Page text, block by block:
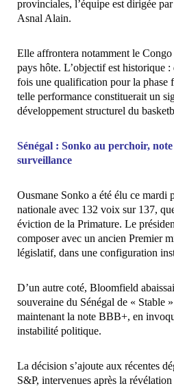
provinciales, l’équipe est dirigée
Asnal Alain.
Elle affrontera notamment le
pays hôte. L’objectif est historique
fois une qualification pour la phase
telle performance constituerait un
développement structurel du
Sénégal : Sonko au perchoir,
surveillance
Ousmane Sonko a été élu ce mardi
nationale avec 132 voix sur 137,
éviction de la Primature. Le
composer avec un ancien Premier
législatif, dans une configuration
D’un autre coté, Bloomfield
souveraine du Sénégal de « Stable
maintenant la note BBB+, en
instabilité politique.
La décision s’ajoute aux récentes
S&P, intervenues après la